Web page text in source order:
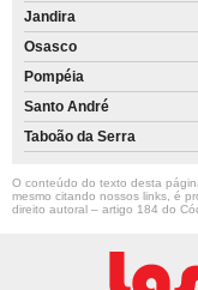
Jandira
Osasco
Pompéia
Santo André
Taboão da Serra
O conteúdo do texto desta
mesmo citando nossos links, é
direito autoral – artigo 184 do